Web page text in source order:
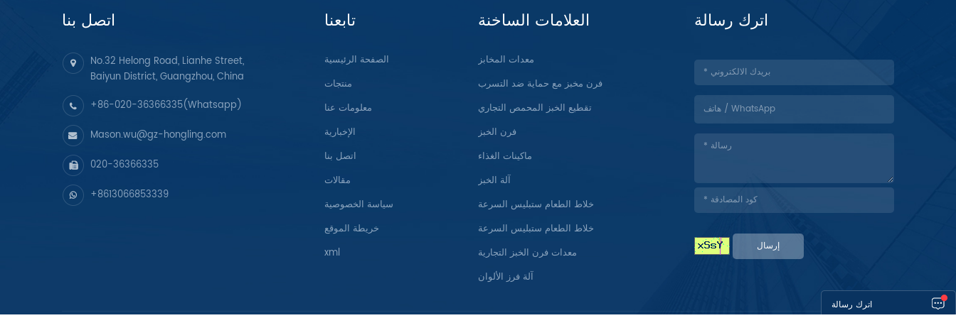
اتصل بنا
No.32 Helong Road, Lianhe Street,
Baiyun District, Guangzhou, China
+86-020-36366335(Whatsapp)
Mason.wu@gz-hongling.com
020-36366335
+8613066853339
تابعنا
الصفحة الرئيسية
منتجات
معلومات عنا
الإخبارية
اتصل بنا
مقالات
سياسة الخصوصية
خريطة الموقع
xml
العلامات الساخنة
معدات المخابز
فرن مخبز مع حماية ضد التسرب
تقطيع الخبز المحمص التجاري
فرن الخبز
ماكينات الغذاء
آلة الخبز
خلاط الطعام ستبليس السرعة
خلاط الطعام ستبليس السرعة
معدات فرن الخبز التجارية
آلة فرز الألوان
اترك رسالة
إرسال
اترك رسالة